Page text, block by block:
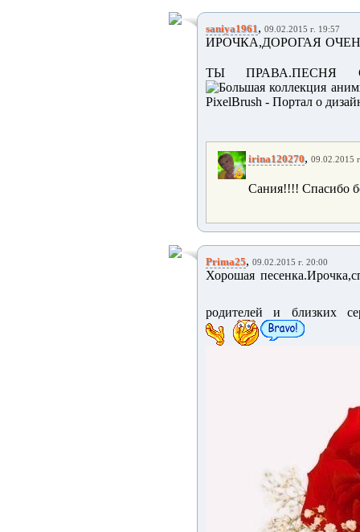
saniya1961, 09.02.2015 г. 19:57
ИРОЧКА,ДОРОГАЯ
ТЫ ПРАВА.ПЕСНЯ
irina120270, 09.02.2015
Сания!!!! Спасибо
Prima25, 09.02.2015 г. 20:00
Хорошая
родителей и близких